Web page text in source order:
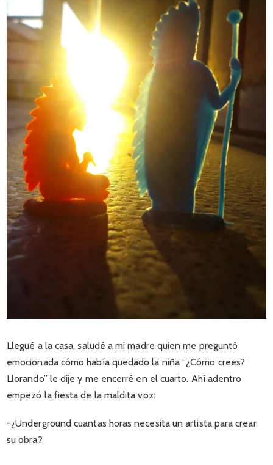
Llegué a la casa, saludé a mi madre quien me preguntó
emocionada cómo había quedado la niña “¿Cómo crees?
Llorando” le dije y me encerré en el cuarto. Ahí adentro
empezó la fiesta de la maldita voz:
-¿Underground cuantas horas necesita un artista para crear
su obra?